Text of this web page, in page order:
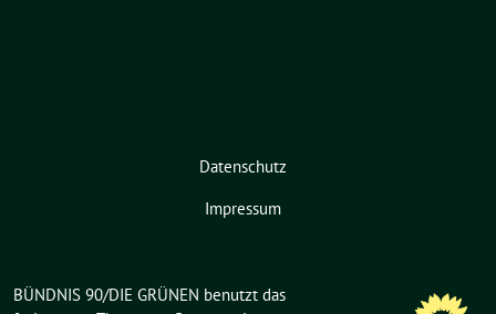
Datenschutz
Impressum
BÜNDNIS 90/DIE GRÜNEN benutzt das